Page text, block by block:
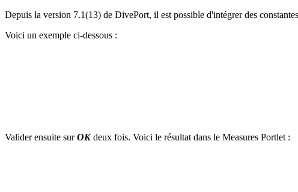
Depuis la version 7.1(13) de DivePort, il est possible d'intégrer des
Voici un exemple ci-dessous :
Valider ensuite surOKdeux fois. Voici le résultat dans le Measures Portlet :